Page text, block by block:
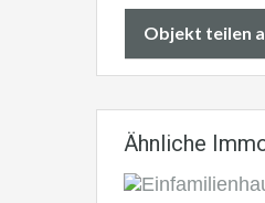
Objekt teilen
Ähnliche